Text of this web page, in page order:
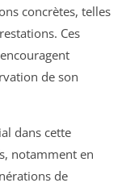
concrètes, telles
Ces
de son
dans cette
notamment en
de